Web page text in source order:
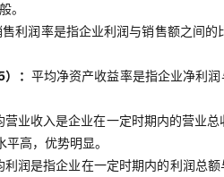
。
售利润率是指企业利润与销售额之间
： 平均净资产收益率是指企业净利
营业收入是企业在一定时期内的营业
高，优势明显。
利润是指企业在一定时期内的利润总